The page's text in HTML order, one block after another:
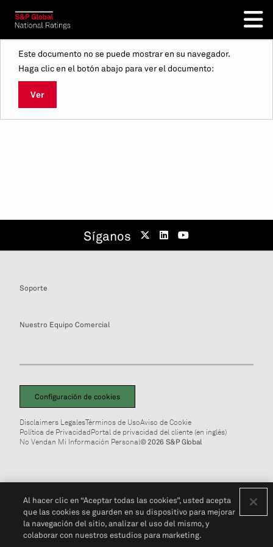
Este documento no se puede mostrar en su navegador.
Haga clic en el botón abajo para ver el documento:
Ver
Síganos
Soporte
Nuestro Equipo Comercial
Configuración de cookies
Disclaimers LegalesTérminos de UsoAviso de Cookie
Política de PrivacidadPortal de privacidad del cliente (en inglés)
No Vendan Mi Información Personal© 2026 S&P Global
Al hacer clic en “Aceptar todas las cookies”, usted acepta
que las cookies se guarden en su dispositivo para mejorar
la navegación del sitio, analizar el uso del mismo, y
colaborar con nuestros estudios para marketing.